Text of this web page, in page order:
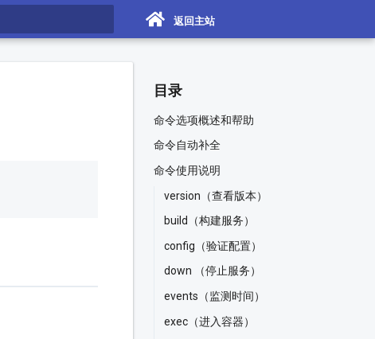
返回主站
目录
命令选项概述和帮助
命令自动补全
命令使用说明
version（查看版本）
build（构建服务）
config（验证配置）
down （停止服务）
events（监测时间）
exec（进入容器）